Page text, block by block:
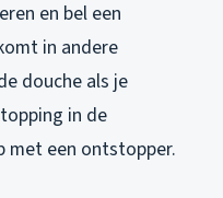
en bel een
in andere
douche als je
in de
met een ontstopper.